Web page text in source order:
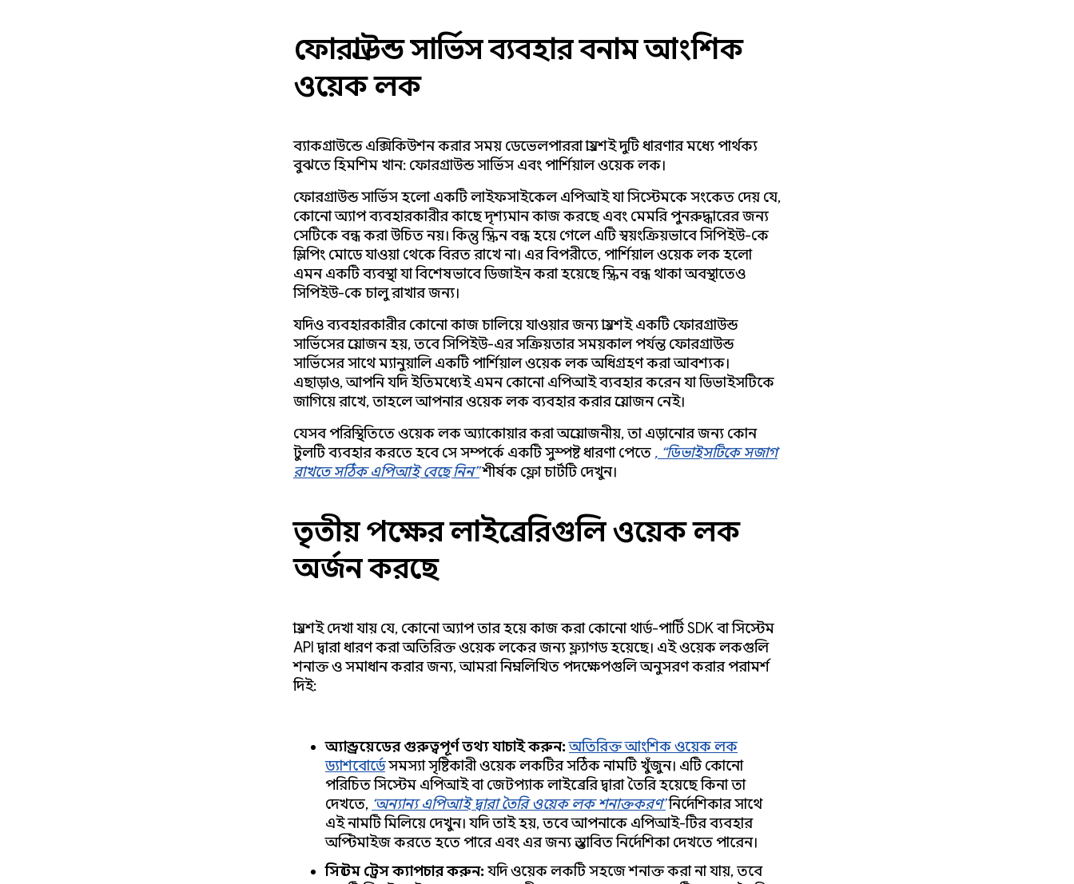
ফোরগ্রাউন্ড সার্ভিস ব্যবহার বনাম আংশিক
ওয়েক লক
ব্যাকগ্রাউন্ডে এক্সিকিউশন করার সময় ডেভেলপাররা প্রায়শই দুটি ধারণার মধ্যে পার্থক্য
বুঝতে হিমশিম খান: ফোরগ্রাউন্ড সার্ভিস এবং পার্শিয়াল ওয়েক লক।
ফোরগ্রাউন্ড সার্ভিস হলো একটি লাইফসাইকেল এপিআই যা সিস্টেমকে সংকেত দেয় যে,
কোনো অ্যাপ ব্যবহারকারীর কাছে দৃশ্যমান কাজ করছে এবং মেমরি পুনরুদ্ধারের জন্য
সেটিকে বন্ধ করা উচিত নয়। কিন্তু স্ক্রিন বন্ধ হয়ে গেলে এটি স্বয়ংক্রিয়ভাবে সিপিইউ-কে
স্লিপিং মোডে যাওয়া থেকে বিরত রাখে না। এর বিপরীতে, পার্শিয়াল ওয়েক লক হলো
এমন একটি ব্যবস্থা যা বিশেষভাবে ডিজাইন করা হয়েছে স্ক্রিন বন্ধ থাকা অবস্থাতেও
সিপিইউ-কে চালু রাখার জন্য।
যদিও ব্যবহারকারীর কোনো কাজ চালিয়ে যাওয়ার জন্য প্রায়শই একটি ফোরগ্রাউন্ড
সার্ভিসের প্রয়োজন হয়, তবে সিপিইউ-এর সক্রিয়তার সময়কাল পর্যন্ত ফোরগ্রাউন্ড
সার্ভিসের সাথে ম্যানুয়ালি একটি পার্শিয়াল ওয়েক লক অধিগ্রহণ করা আবশ্যক।
এছাড়াও, আপনি যদি ইতিমধ্যেই এমন কোনো এপিআই ব্যবহার করেন যা ডিভাইসটিকে
জাগিয়ে রাখে, তাহলে আপনার ওয়েক লক ব্যবহার করার প্রয়োজন নেই।
যেসব পরিস্থিতিতে ওয়েক লক অ্যাকোয়ার করা অপ্রয়োজনীয়, তা এড়ানোর জন্য কোন
টুলটি ব্যবহার করতে হবে সে সম্পর্কে একটি সুস্পষ্ট ধারণা পেতে , “ডিভাইসটিকে সজাগ
রাখতে সঠিক এপিআই বেছে নিন”শীর্ষক ফ্লো চার্টটি দেখুন।
তৃতীয় পক্ষের লাইব্রেরিগুলি ওয়েক লক
অর্জন করছে
প্রায়শই দেখা যায় যে, কোনো অ্যাপ তার হয়ে কাজ করা কোনো থার্ড-পার্টি SDK বা সিস্টেম
API দ্বারা ধারণ করা অতিরিক্ত ওয়েক লকের জন্য ফ্ল্যাগড হয়েছে। এই ওয়েক লকগুলি
শনাক্ত ও সমাধান করার জন্য, আমরা নিম্নলিখিত পদক্ষেপগুলি অনুসরণ করার পরামর্শ
দিই:
অ্যান্ড্রয়েডের গুরুত্বপূর্ণ তথ্য যাচাই করুন: অতিরিক্ত আংশিক ওয়েক লক
ড্যাশবোর্ডেসমস্যা সৃষ্টিকারী ওয়েক লকটির সঠিক নামটি খুঁজুন। এটি কোনো
পরিচিত সিস্টেম এপিআই বা জেটপ্যাক লাইব্রেরি দ্বারা তৈরি হয়েছে কিনা তা
দেখতে, ‘অন্যান্য এপিআই দ্বারা তৈরি ওয়েক লক শনাক্তকরণ’নির্দেশিকার সাথে
এই নামটি মিলিয়ে দেখুন। যদি তাই হয়, তবে আপনাকে এপিআই-টির ব্যবহার
অপ্টিমাইজ করতে হতে পারে এবং এর জন্য প্রস্তাবিত নির্দেশিকা দেখতে পারেন।
সিস্টেম ট্রেস ক্যাপচার করুন: যদি ওয়েক লকটি সহজে শনাক্ত করা না যায়, তবে